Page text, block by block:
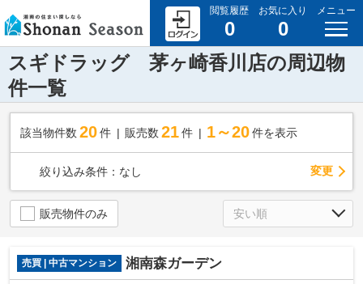
閲覧履歴
0
お気に入り
0
メニュー
スギドラッグ 茅ヶ崎香川店の周辺物
件一覧
該当物件数 20件 販売数 21 件 1～20 件を表示
絞り込み条件： なし 変更
販売物件のみ
売買 | 中古マンション 湘南森ガーデン